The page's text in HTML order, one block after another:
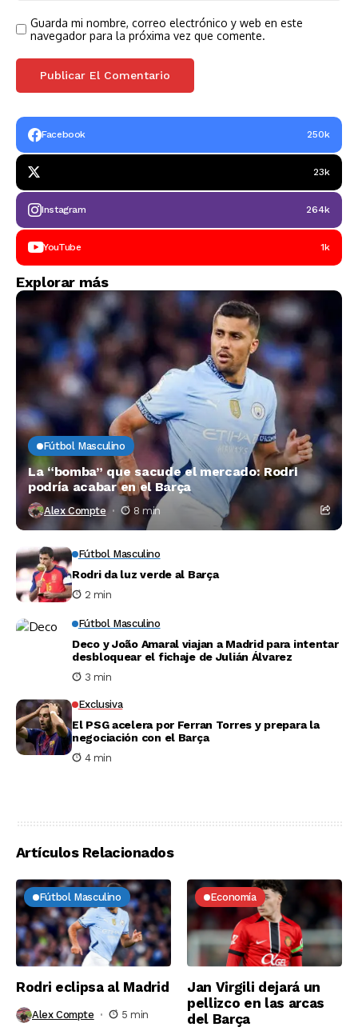
Guarda mi nombre, correo electrónico y web en este
navegador para la próxima vez que comente.
Facebook 250k
23k
Instagram 264k
YouTube 1k
Explorar más
Fútbol Masculino
La “bomba” que sacude el mercado: Rodri
podría acabar en el Barça
Alex Compte 8 min
Fútbol Masculino
Rodri da luz verde al Barça
2 min
Fútbol Masculino
Deco y João Amaral viajan a Madrid para intentar
desbloquear el fichaje de Julián Álvarez
3 min
Exclusiva
El PSG acelera por Ferran Torres y prepara la
negociación con el Barça
4 min
Artículos Relacionados
Fútbol Masculino
Rodri eclipsa al Madrid
Alex Compte 5 min
Economía
Jan Virgili dejará un
pellizco en las arcas
del Barça